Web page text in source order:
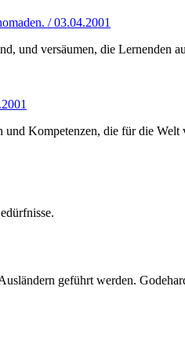
/ 03.04.2001
und versäumen, die Lernenden
Kompetenzen, die für die
geführt werden.